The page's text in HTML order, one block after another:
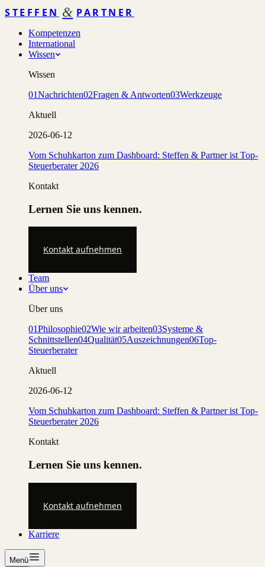
STEFFEN & PARTNER
Kompetenzen
International
Wissen
Wissen
01Nachrichten02Fragen & Antworten03Werkzeuge
Aktuell
2026-06-12
Vom Schuhkarton zum Dashboard: Steffen & Partner ist Top-
Steuerberater 2026
Kontakt
Lernen Sie uns kennen.
Kontakt aufnehmen
Team
Über uns
Über uns
01Philosophie02Wie wir arbeiten03Systeme &
Schnittstellen04Qualität05Auszeichnungen06Top-
Steuerberater
Aktuell
2026-06-12
Vom Schuhkarton zum Dashboard: Steffen & Partner ist Top-
Steuerberater 2026
Kontakt
Lernen Sie uns kennen.
Kontakt aufnehmen
Karriere
Menü